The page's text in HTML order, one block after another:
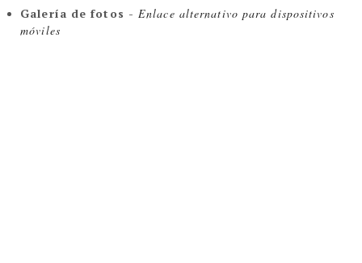
Galería de fotos - Enlace alternativo para dispositivos
móviles